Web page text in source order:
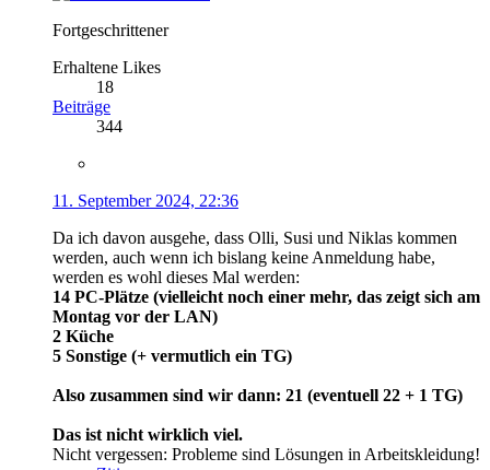
Fortgeschrittener
Erhaltene Likes
18
Beiträge
344
11. September 2024, 22:36
Da ich davon ausgehe, dass Olli, Susi und Niklas kommen
werden, auch wenn ich bislang keine Anmeldung habe,
werden es wohl dieses Mal werden:
14 PC-Plätze (vielleicht noch einer mehr, das zeigt sich am
Montag vor der LAN)
2 Küche
5 Sonstige (+ vermutlich ein TG)
Also zusammen sind wir dann: 21 (eventuell 22 + 1 TG)
Das ist nicht wirklich viel.
Nicht vergessen: Probleme sind Lösungen in Arbeitskleidung!